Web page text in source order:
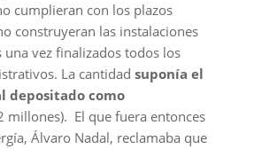
cumplieran con los plazos
construyeran las instalaciones
vez finalizados todos los
La cantidad suponía el
depositado como
millones). El que fuera entonces
Álvaro Nadal, reclamaba que